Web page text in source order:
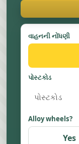
વાહનની નોંધણી
પોસ્ટકોડ
Alloy wheels?
Yes